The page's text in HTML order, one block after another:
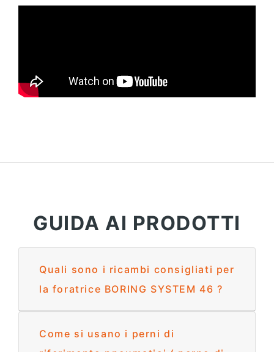
GUIDA AI PRODOTTI
Quali sono i ricambi consigliati per
la foratrice BORING SYSTEM 46 ?
Come si usano i perni di